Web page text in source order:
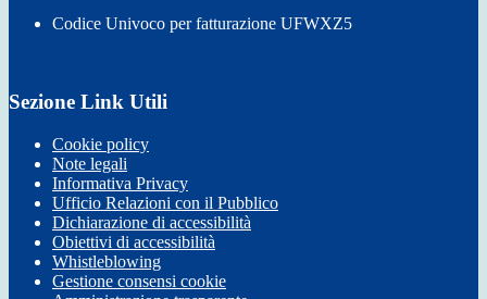
Codice Univoco per fatturazione UFWXZ5
Sezione Link Utili
Cookie policy
Note legali
Informativa Privacy
Ufficio Relazioni con il Pubblico
Dichiarazione di accessibilità
Obiettivi di accessibilità
Whistleblowing
Gestione consensi cookie